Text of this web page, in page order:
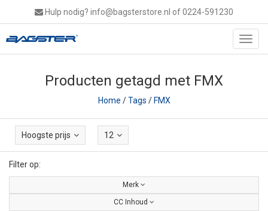
Hulp nodig? info@bagsterstore.nl of 0224-591230
Producten getagd met FMX
Home /Tags /FMX
Hoogste prijs 12
Filter op:
Merk
CC Inhoud